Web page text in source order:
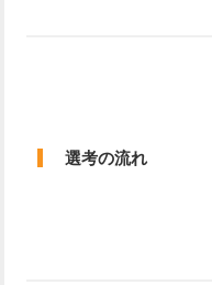
選考の流れ